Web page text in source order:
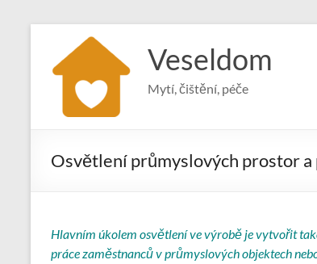
content
Veseldom
Mytí, čištění, péče
Osvětlení průmyslových prostor
Hlavním úkolem osvětlení ve výrobě je vytvořit
práce zaměstnanců v průmyslových objektech